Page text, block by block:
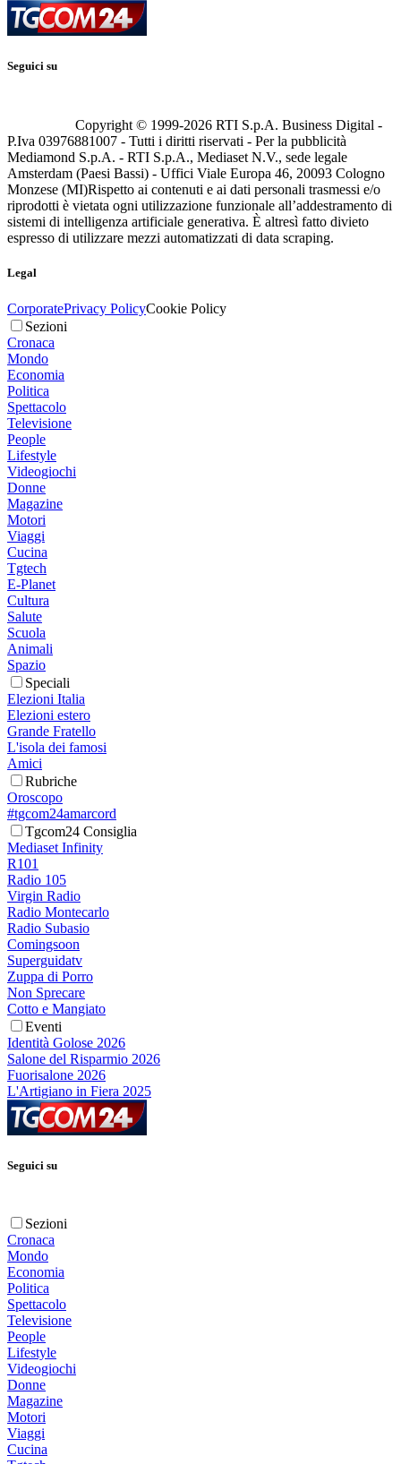
Seguici su
Copyright © 1999-2026 RTI S.p.A. Business Digital -
P.Iva 03976881007 - Tutti i diritti riservati - Per la pubblicità
Mediamond S.p.A. - RTI S.p.A., Mediaset N.V., sede legale
Amsterdam (Paesi Bassi) - Uffici Viale Europa 46, 20093 Cologno
Monzese (MI)Rispetto ai contenuti e ai dati personali trasmessi e/o
riprodotti è vietata ogni utilizzazione funzionale all’addestramento di
sistemi di intelligenza artificiale generativa. È altresì fatto divieto
espresso di utilizzare mezzi automatizzati di data scraping.
Legal
CorporatePrivacy PolicyCookie Policy
Sezioni
Cronaca
Mondo
Economia
Politica
Spettacolo
Televisione
People
Lifestyle
Videogiochi
Donne
Magazine
Motori
Viaggi
Cucina
Tgtech
E-Planet
Cultura
Salute
Scuola
Animali
Spazio
Speciali
Elezioni Italia
Elezioni estero
Grande Fratello
L'isola dei famosi
Amici
Rubriche
Oroscopo
#tgcom24amarcord
Tgcom24 Consiglia
Mediaset Infinity
R101
Radio 105
Virgin Radio
Radio Montecarlo
Radio Subasio
Comingsoon
Superguidatv
Zuppa di Porro
Non Sprecare
Cotto e Mangiato
Eventi
Identità Golose 2026
Salone del Risparmio 2026
Fuorisalone 2026
L'Artigiano in Fiera 2025
Seguici su
Sezioni
Cronaca
Mondo
Economia
Politica
Spettacolo
Televisione
People
Lifestyle
Videogiochi
Donne
Magazine
Motori
Viaggi
Cucina